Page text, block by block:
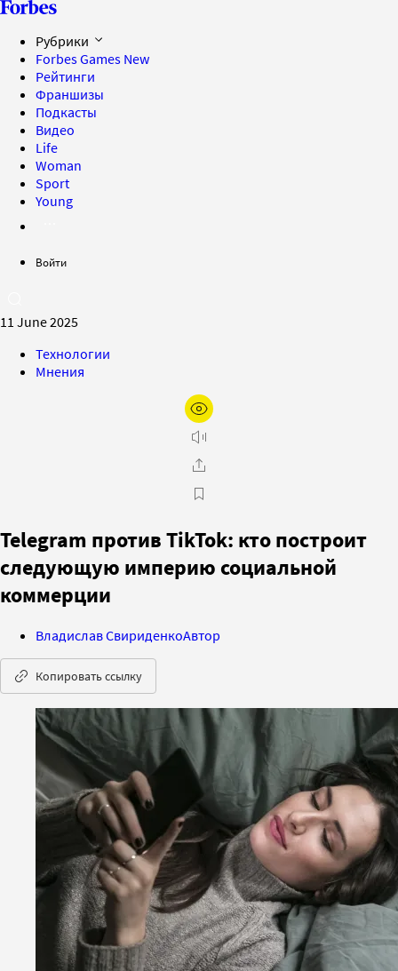
Рубрики
Forbes Games New
Рейтинги
Франшизы
Подкасты
Видео
Life
Woman
Sport
Young
Войти
11 June 2025
Технологии
Мнения
Telegram против TikTok: кто построит
следующую империю социальной
коммерции
Владислав СвириденкоАвтор
Копировать ссылку